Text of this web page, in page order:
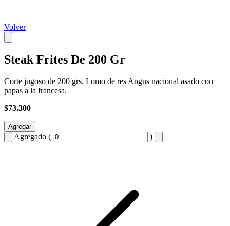
Volver
Steak Frites De 200 Gr
Corte jugoso de 200 grs. Lomo de res Angus nacional asado con
papas a la francesa.
$73.300
Agregar
Agregado ( )